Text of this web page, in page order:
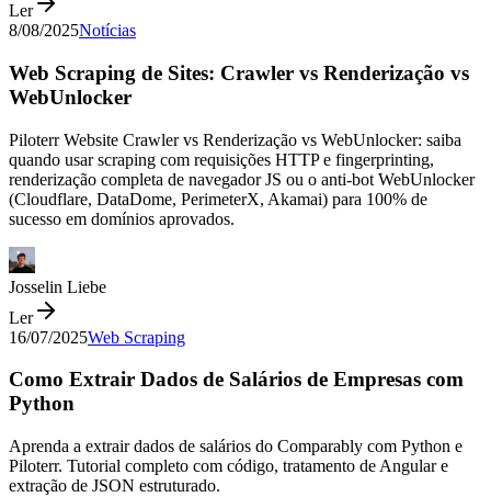
Ler
8/08/2025Notícias
Web Scraping de Sites: Crawler vs Renderização vs
WebUnlocker
Piloterr Website Crawler vs Renderização vs WebUnlocker: saiba
quando usar scraping com requisições HTTP e fingerprinting,
renderização completa de navegador JS ou o anti-bot WebUnlocker
(Cloudflare, DataDome, PerimeterX, Akamai) para 100% de
sucesso em domínios aprovados.
Josselin Liebe
Ler
16/07/2025Web Scraping
Como Extrair Dados de Salários de Empresas com
Python
Aprenda a extrair dados de salários do Comparably com Python e
Piloterr. Tutorial completo com código, tratamento de Angular e
extração de JSON estruturado.